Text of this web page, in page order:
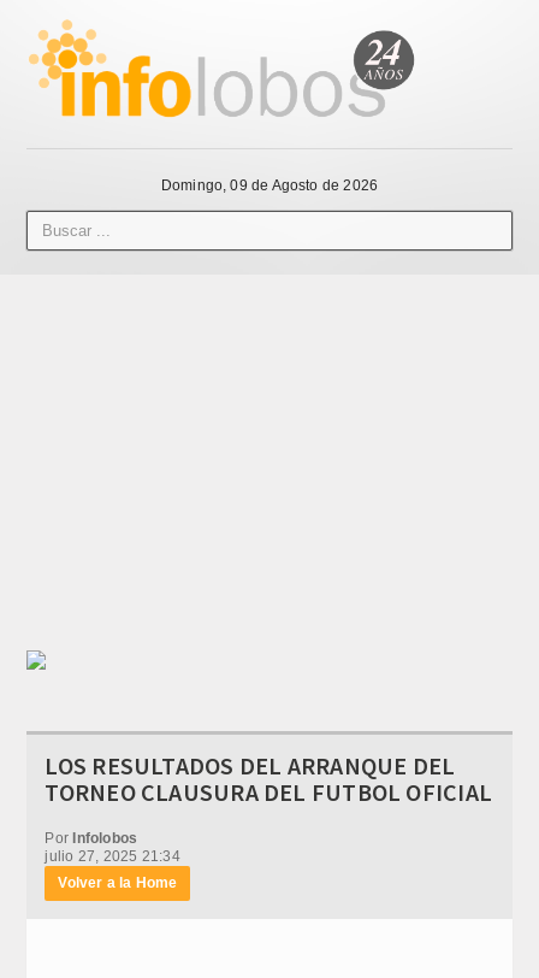
Domingo, 09 de Agosto de 2026
LOS RESULTADOS DEL ARRANQUE DEL
TORNEO CLAUSURA DEL FUTBOL OFICIAL
Por Infolobos
julio 27, 2025 21:34
Volver a la Home